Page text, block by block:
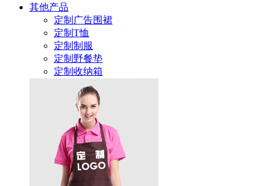
其他产品
定制广告围裙
定制T恤
定制制服
定制野餐垫
定制收纳箱